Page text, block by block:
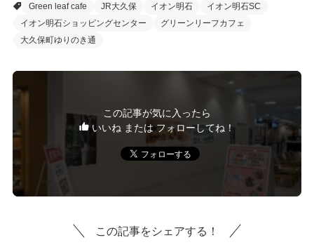
Green leaf cafe
JR大久保 イオン明石
イオン明石SC
イオン明石ショッピングセンター
グリーンリーフカフェ
大久保町ゆりのき通
この記事が気に入ったら
いいね または フォローしてね！
この記事をシェアする！